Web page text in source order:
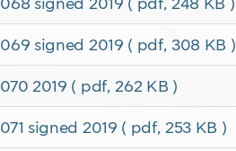
068 signed 2019 ( pdf, 248 KB )
p
069 signed 2019 ( pdf, 308 KB )
p
070 2019 ( pdf, 262 KB )
p
071 signed 2019 ( pdf, 253 KB )